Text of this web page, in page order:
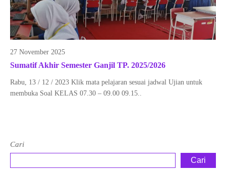
27 November 2025
Sumatif Akhir Semester Ganjil TP. 2025/2026
Rabu, 13 / 12 / 2023 Klik mata pelajaran sesuai jadwal Ujian untuk
membuka Soal KELAS 07.30 – 09.00 09.15..
Cari
Cari